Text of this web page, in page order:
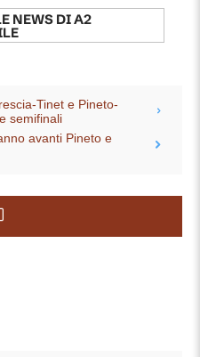
NEWS DIA2
Tinet e Pineto-
semifinali
avanti Pineto e